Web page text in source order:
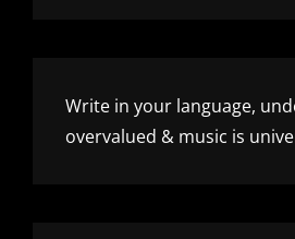
Write in your language,
overvalued & music is